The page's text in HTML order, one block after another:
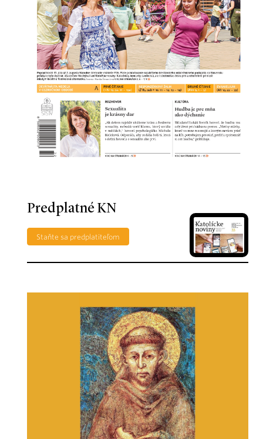
Predplatné KN
Staňte sa predplatiteľom